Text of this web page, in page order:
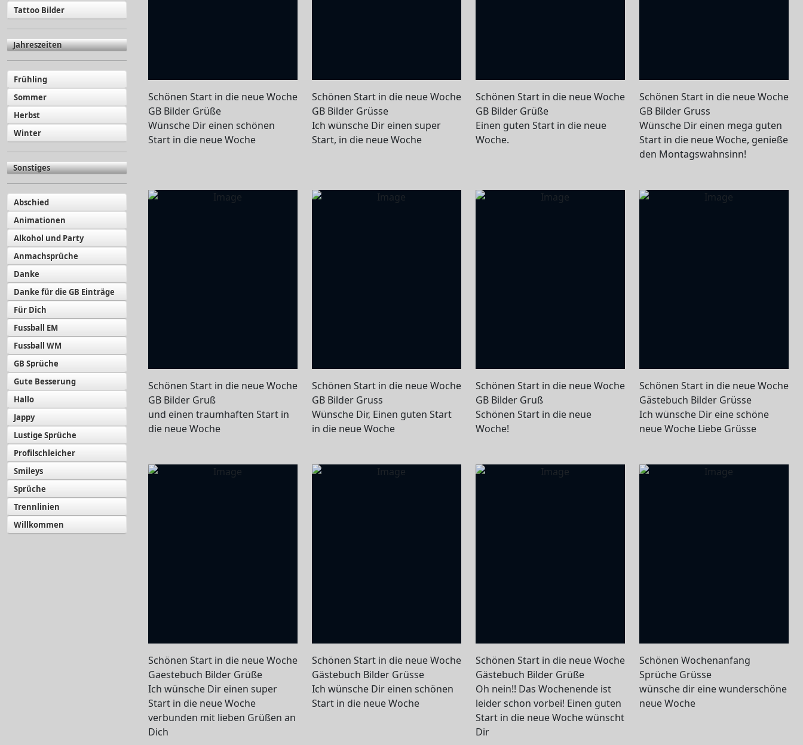
Tattoo Bilder
Jahreszeiten
Frühling
Sommer
Herbst
Winter
Sonstiges
Abschied
Animationen
Alkohol und Party
Anmachsprüche
Danke
Danke für die GB Einträge
Für Dich
Fussball EM
Fussball WM
GB Sprüche
Gute Besserung
Hallo
Jappy
Lustige Sprüche
Profilschleicher
Smileys
Sprüche
Trennlinien
Willkommen
Schönen Start in die neue Woche
GB Bilder Grüße
Wünsche Dir einen schönen
Start in die neue Woche
Schönen Start in die neue Woche
GB Bilder Grüsse
Ich wünsche Dir einen super
Start, in die neue Woche
Schönen Start in die neue Woche
GB Bilder Grüße
Einen guten Start in die neue
Woche.
Schönen Start in die neue Woche
GB Bilder Gruss
Wünsche Dir einen mega guten
Start in die neue Woche, genieße
den Montagswahnsinn!
Schönen Start in die neue Woche
GB Bilder Gruß
und einen traumhaften Start in
die neue Woche
Schönen Start in die neue Woche
GB Bilder Gruss
Wünsche Dir, Einen guten Start
in die neue Woche
Schönen Start in die neue Woche
GB Bilder Gruß
Schönen Start in die neue
Woche!
Schönen Start in die neue Woche
Gästebuch Bilder Grüsse
Ich wünsche Dir eine schöne
neue Woche Liebe Grüsse
Schönen Start in die neue Woche
Gaestebuch Bilder Grüße
Ich wünsche Dir einen super
Start in die neue Woche
verbunden mit lieben Grüßen an
Dich
Schönen Start in die neue Woche
Gästebuch Bilder Grüsse
Ich wünsche Dir einen schönen
Start in die neue Woche
Schönen Start in die neue Woche
Gästebuch Bilder Grüße
Oh nein!! Das Wochenende ist
leider schon vorbei! Einen guten
Start in die neue Woche wünscht
Dir
Schönen Wochenanfang
Sprüche Grüsse
wünsche dir eine wunderschöne
neue Woche